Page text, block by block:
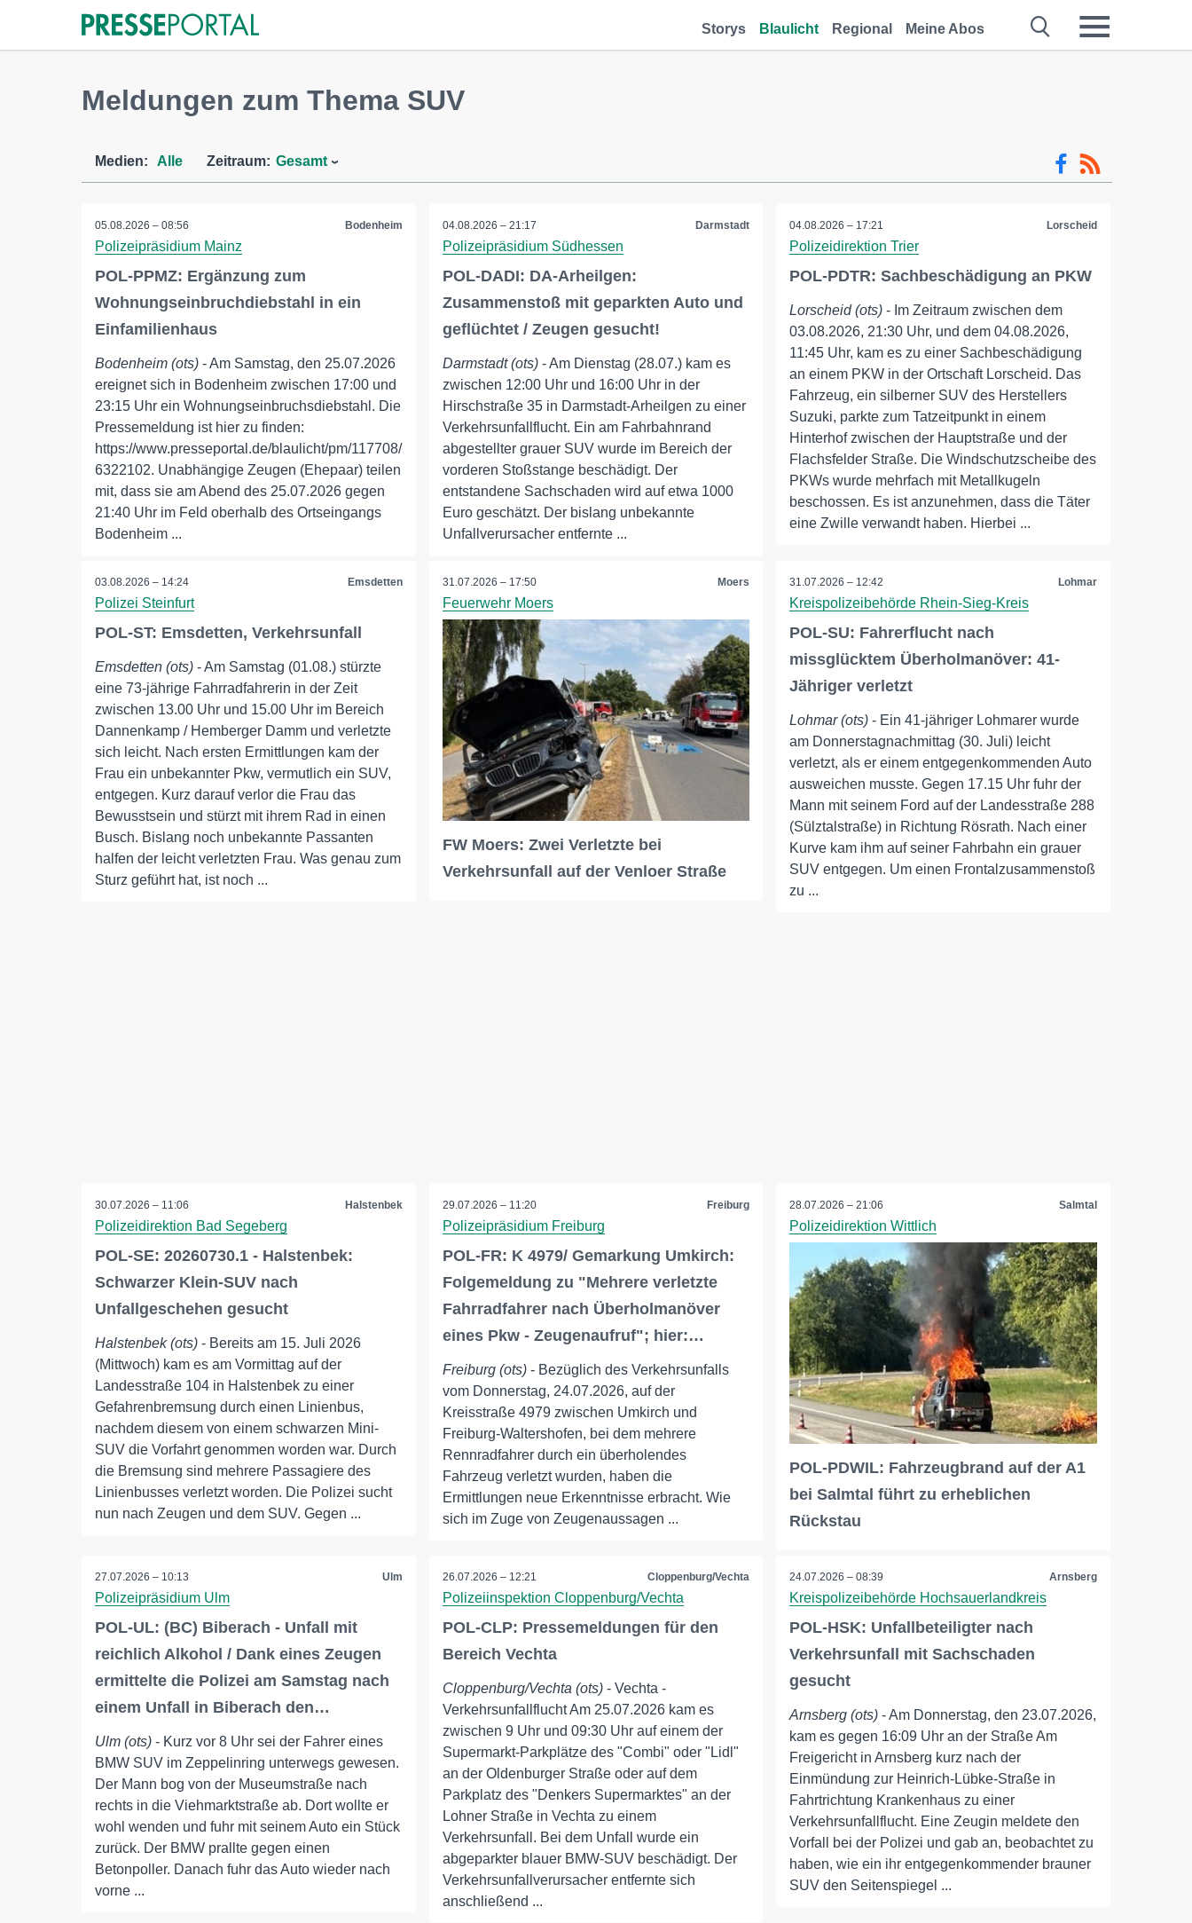
Storys Blaulicht Regional Meine Abos
Meldungen zum Thema SUV
Medien: Alle Zeitraum: Gesamt
05.08.2026 – 08:56 Bodenheim
Polizeipräsidium Mainz
POL-PPMZ: Ergänzung zum
Wohnungseinbruchdiebstahl in ein
Einfamilienhaus
Bodenheim (ots) - Am Samstag, den 25.07.2026
ereignet sich in Bodenheim zwischen 17:00 und
23:15 Uhr ein Wohnungseinbruchsdiebstahl. Die
Pressemeldung ist hier zu finden:
https://www.presseportal.de/blaulicht/pm/117708/
6322102. Unabhängige Zeugen (Ehepaar) teilen
mit, dass sie am Abend des 25.07.2026 gegen
21:40 Uhr im Feld oberhalb des Ortseingangs
Bodenheim ...
04.08.2026 – 21:17 Darmstadt
Polizeipräsidium Südhessen
POL-DADI: DA-Arheilgen:
Zusammenstoß mit geparkten Auto und
geflüchtet / Zeugen gesucht!
Darmstadt (ots)- Am Dienstag (28.07.) kam es
zwischen 12:00 Uhr und 16:00 Uhr in der
Hirschstraße 35 in Darmstadt-Arheilgen zu einer
Verkehrsunfallflucht. Ein am Fahrbahnrand
abgestellter grauer SUV wurde im Bereich der
vorderen Stoßstange beschädigt. Der
entstandene Sachschaden wird auf etwa 1000
Euro geschätzt. Der bislang unbekannte
Unfallverursacher entfernte ...
04.08.2026 – 17:21 Lorscheid
Polizeidirektion Trier
POL-PDTR: Sachbeschädigung an PKW
Lorscheid (ots) - Im Zeitraum zwischen dem
03.08.2026, 21:30 Uhr, und dem 04.08.2026,
11:45 Uhr, kam es zu einer Sachbeschädigung
an einem PKW in der Ortschaft Lorscheid. Das
Fahrzeug, ein silberner SUV des Herstellers
Suzuki, parkte zum Tatzeitpunkt in einem
Hinterhof zwischen der Hauptstraße und der
Flachsfelder Straße. Die Windschutzscheibe des
PKWs wurde mehrfach mit Metallkugeln
beschossen. Es ist anzunehmen, dass die Täter
eine Zwille verwandt haben. Hierbei ...
03.08.2026 – 14:24 Emsdetten
Polizei Steinfurt
POL-ST: Emsdetten, Verkehrsunfall
Emsdetten (ots) - Am Samstag (01.08.) stürzte
eine 73-jährige Fahrradfahrerin in der Zeit
zwischen 13.00 Uhr und 15.00 Uhr im Bereich
Dannenkamp / Hemberger Damm und verletzte
sich leicht. Nach ersten Ermittlungen kam der
Frau ein unbekannter Pkw, vermutlich ein SUV,
entgegen. Kurz darauf verlor die Frau das
Bewusstsein und stürzt mit ihrem Rad in einen
Busch. Bislang noch unbekannte Passanten
halfen der leicht verletzten Frau. Was genau zum
Sturz geführt hat, ist noch ...
31.07.2026 – 17:50 Moers
Feuerwehr Moers
FW Moers: Zwei Verletzte bei
Verkehrsunfall auf der Venloer Straße
31.07.2026 – 12:42 Lohmar
Kreispolizeibehörde Rhein-Sieg-Kreis
POL-SU: Fahrerflucht nach
missglücktem Überholmanöver: 41-
Jähriger verletzt
Lohmar (ots) - Ein 41-jähriger Lohmarer wurde
am Donnerstagnachmittag (30. Juli) leicht
verletzt, als er einem entgegenkommenden Auto
ausweichen musste. Gegen 17.15 Uhr fuhr der
Mann mit seinem Ford auf der Landesstraße 288
(Sülztalstraße) in Richtung Rösrath. Nach einer
Kurve kam ihm auf seiner Fahrbahn ein grauer
SUV entgegen. Um einen Frontalzusammenstoß
zu ...
30.07.2026 – 11:06 Halstenbek
Polizeidirektion Bad Segeberg
POL-SE: 20260730.1 - Halstenbek:
Schwarzer Klein-SUV nach
Unfallgeschehen gesucht
Halstenbek (ots) - Bereits am 15. Juli 2026
(Mittwoch) kam es am Vormittag auf der
Landesstraße 104 in Halstenbek zu einer
Gefahrenbremsung durch einen Linienbus,
nachdem diesem von einem schwarzen Mini-
SUV die Vorfahrt genommen worden war. Durch
die Bremsung sind mehrere Passagiere des
Linienbusses verletzt worden. Die Polizei sucht
nun nach Zeugen und dem SUV. Gegen ...
29.07.2026 – 11:20 Freiburg
Polizeipräsidium Freiburg
POL-FR: K 4979/ Gemarkung Umkirch:
Folgemeldung zu "Mehrere verletzte
Fahrradfahrer nach Überholmanöver
eines Pkw - Zeugenaufruf"; hier:…
Freiburg (ots)- Bezüglich des Verkehrsunfalls
vom Donnerstag, 24.07.2026, auf der
Kreisstraße 4979 zwischen Umkirch und
Freiburg-Waltershofen, bei dem mehrere
Rennradfahrer durch ein überholendes
Fahrzeug verletzt wurden, haben die
Ermittlungen neue Erkenntnisse erbracht. Wie
sich im Zuge von Zeugenaussagen ...
28.07.2026 – 21:06 Salmtal
Polizeidirektion Wittlich
POL-PDWIL: Fahrzeugbrand auf der A1
bei Salmtal führt zu erheblichen
Rückstau
27.07.2026 – 10:13 Ulm
Polizeipräsidium Ulm
POL-UL: (BC) Biberach - Unfall mit
reichlich Alkohol / Dank eines Zeugen
ermittelte die Polizei am Samstag nach
einem Unfall in Biberach den…
Ulm (ots) - Kurz vor 8 Uhr sei der Fahrer eines
BMW SUV im Zeppelinring unterwegs gewesen.
Der Mann bog von der Museumstraße nach
rechts in die Viehmarktstraße ab. Dort wollte er
wohl wenden und fuhr mit seinem Auto ein Stück
zurück. Der BMW prallte gegen einen
Betonpoller. Danach fuhr das Auto wieder nach
vorne ...
26.07.2026 – 12:21 Cloppenburg/Vechta
Polizeiinspektion Cloppenburg/Vechta
POL-CLP: Pressemeldungen für den
Bereich Vechta
Cloppenburg/Vechta (ots)- Vechta -
Verkehrsunfallflucht Am 25.07.2026 kam es
zwischen 9 Uhr und 09:30 Uhr auf einem der
Supermarkt-Parkplätze des "Combi" oder "Lidl"
an der Oldenburger Straße oder auf dem
Parkplatz des "Denkers Supermarktes" an der
Lohner Straße in Vechta zu einem
Verkehrsunfall. Bei dem Unfall wurde ein
abgeparkter blauer BMW-SUV beschädigt. Der
Verkehrsunfallverursacher entfernte sich
anschließend ...
24.07.2026 – 08:39 Arnsberg
Kreispolizeibehörde Hochsauerlandkreis
POL-HSK: Unfallbeteiligter nach
Verkehrsunfall mit Sachschaden
gesucht
Arnsberg (ots) - Am Donnerstag, den 23.07.2026,
kam es gegen 16:09 Uhr an der Straße Am
Freigericht in Arnsberg kurz nach der
Einmündung zur Heinrich-Lübke-Straße in
Fahrtrichtung Krankenhaus zu einer
Verkehrsunfallflucht. Eine Zeugin meldete den
Vorfall bei der Polizei und gab an, beobachtet zu
haben, wie ein ihr entgegenkommender brauner
SUV den Seitenspiegel ...